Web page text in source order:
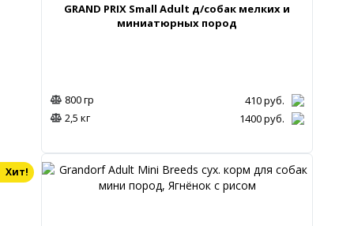
GRAND PRIX Small Adult д/собак мелких и
миниатюрных пород
800 гр 410руб.
2,5 кг
1400руб.
Хит!